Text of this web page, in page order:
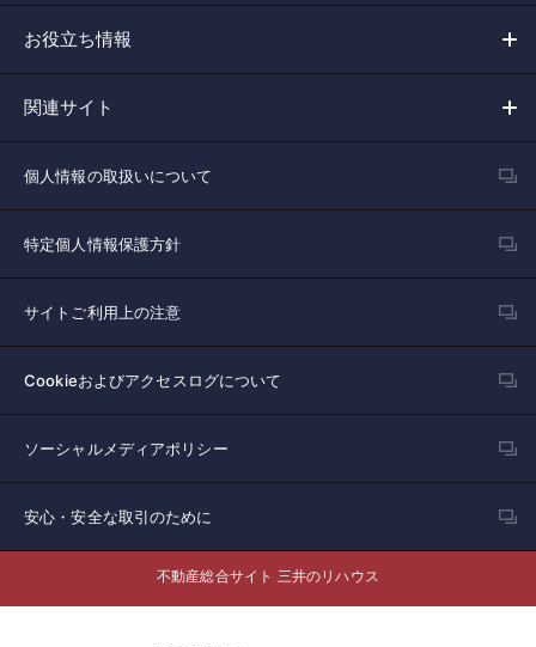
お役立ち情報
関連サイト
個人情報の取扱いについて
特定個人情報保護方針
サイトご利用上の注意
Cookieおよびアクセスログについて
ソーシャルメディアポリシー
安心・安全な取引のために
不動産総合サイト 三井のリハウス